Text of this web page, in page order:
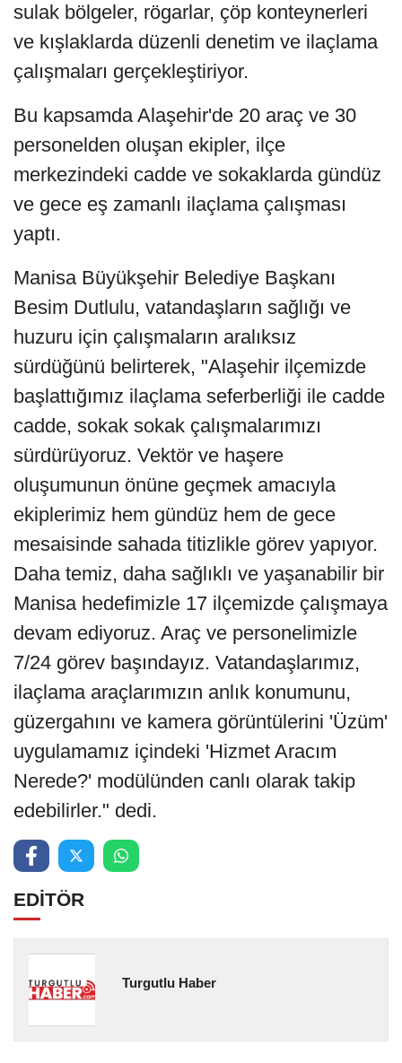
sulak bölgeler, rögarlar, çöp konteynerleri
ve kışlaklarda düzenli denetim ve ilaçlama
çalışmaları gerçekleştiriyor.
Bu kapsamda Alaşehir'de 20 araç ve 30
personelden oluşan ekipler, ilçe
merkezindeki cadde ve sokaklarda gündüz
ve gece eş zamanlı ilaçlama çalışması
yaptı.
Manisa Büyükşehir Belediye Başkanı
Besim Dutlulu, vatandaşların sağlığı ve
huzuru için çalışmaların aralıksız
sürdüğünü belirterek, "Alaşehir ilçemizde
başlattığımız ilaçlama seferberliği ile cadde
cadde, sokak sokak çalışmalarımızı
sürdürüyoruz. Vektör ve haşere
oluşumunun önüne geçmek amacıyla
ekiplerimiz hem gündüz hem de gece
mesaisinde sahada titizlikle görev yapıyor.
Daha temiz, daha sağlıklı ve yaşanabilir bir
Manisa hedefimizle 17 ilçemizde çalışmaya
devam ediyoruz. Araç ve personelimizle
7/24 görev başındayız. Vatandaşlarımız,
ilaçlama araçlarımızın anlık konumunu,
güzergahını ve kamera görüntülerini 'Üzüm'
uygulamamız içindeki 'Hizmet Aracım
Nerede?' modülünden canlı olarak takip
edebilirler." dedi.
EDİTÖR
Turgutlu Haber